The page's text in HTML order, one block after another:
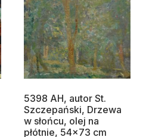
5398 AH, autor St.
Szczepański, Drzewa
w słońcu, olej na
płótnie, 54×73 cm